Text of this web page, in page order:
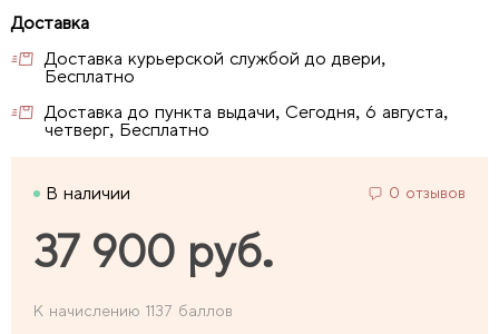
Доставка курьерской службой до двери,
Бесплатно
Доставка до пункта выдачи, Сегодня, 6 августа,
четверг, Бесплатно
В наличии 0 отзывов
37 900 руб.
К начислению 1137 баллов